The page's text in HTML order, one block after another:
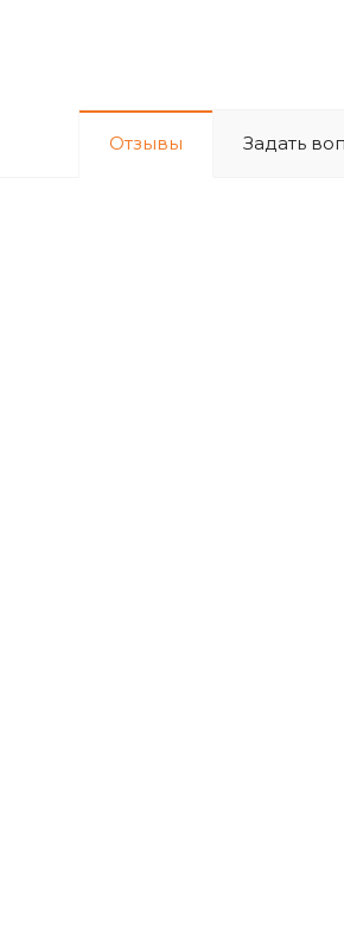
Отзывы Задать